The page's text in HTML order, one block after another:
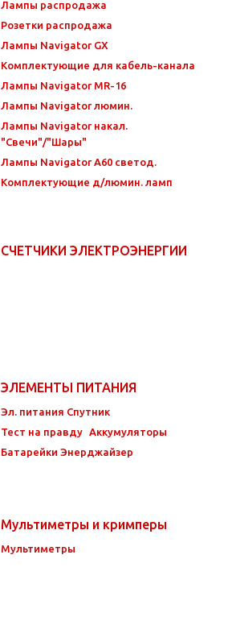
Лампы распродажа
Розетки распродажа
Лампы Navigator GX
Комплектующие для кабель-канала
Лампы Navigator MR-16
Лампы Navigator люмин.
Лампы Navigator накал.
"Свечи"/"Шары"
Лампы Navigator А60 светод.
Комплектующие д/люмин. ламп
СЧЕТЧИКИ ЭЛЕКТРОЭНЕРГИИ
ЭЛЕМЕНТЫ ПИТАНИЯ
Эл. питания Спутник
Тест на правду Аккумуляторы
Батарейки Энерджайзер
Мультиметры и кримперы
Мультиметры